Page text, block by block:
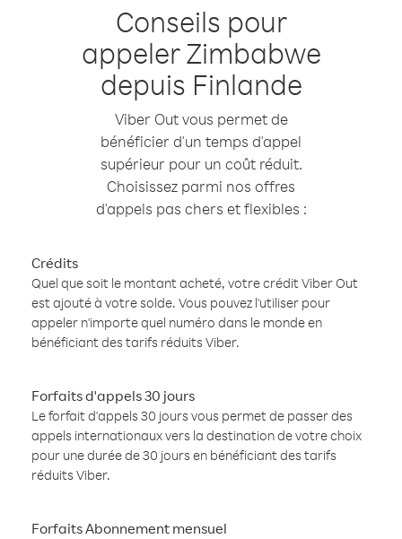
Conseils pour
appeler Zimbabwe
depuis Finlande
Viber Out vous permet de
bénéficier d'un temps d'appel
supérieur pour un coût réduit.
Choisissez parmi nos offres
d'appels pas chers et flexibles :
Crédits
Quel que soit le montant acheté, votre crédit Viber Out
est ajouté à votre solde. Vous pouvez l'utiliser pour
appeler n'importe quel numéro dans le monde en
bénéficiant des tarifs réduits Viber.
Forfaits d'appels 30 jours
Le forfait d'appels 30 jours vous permet de passer des
appels internationaux vers la destination de votre choix
pour une durée de 30 jours en bénéficiant des tarifs
réduits Viber.
Forfaits Abonnement mensuel